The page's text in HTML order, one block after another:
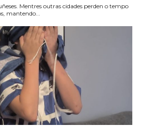
Mentres outras cidades perden o tempo
mantendo...